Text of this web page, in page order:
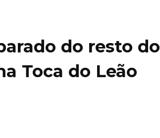
do resto do
Toca do Leão